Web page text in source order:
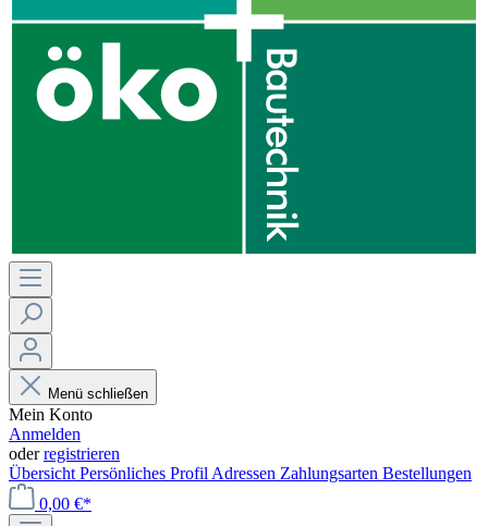
Menü schließen
Mein Konto
Anmelden
oderregistrieren
Übersicht Persönliches Profil Adressen Zahlungsarten Bestellungen
0,00 €*